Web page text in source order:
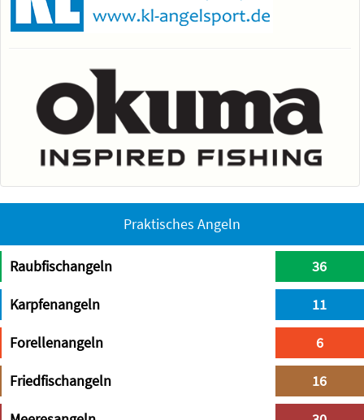
Praktisches Angeln
Raubfischangeln 36
Karpfenangeln 11
Forellenangeln 6
Friedfischangeln 16